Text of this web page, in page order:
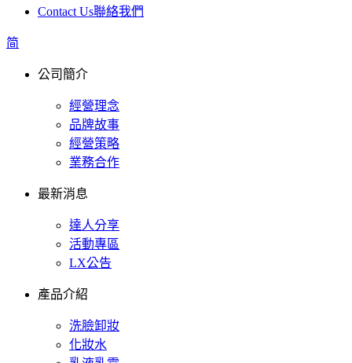
Contact Us聯絡我們
简
公司簡介
經營理念
品牌故事
經營策略
業務合作
最新消息
達人分享
活動專區
LX公告
產品介紹
洗臉卸妝
化妝水